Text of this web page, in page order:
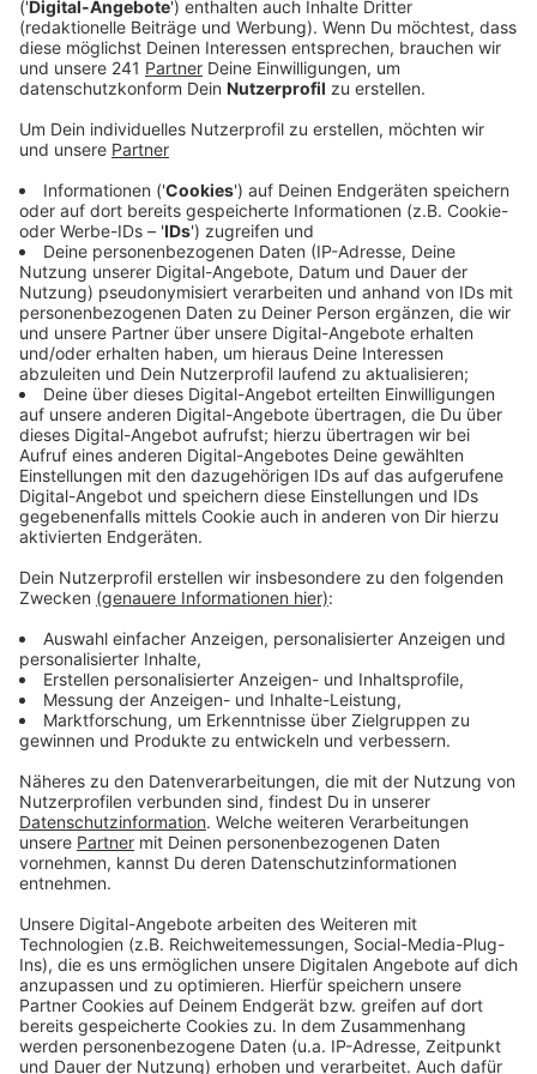
Anzeige
Kooperation mit Thyssengas
Anzeige
Currenta arbeitet dafür mit Thyssengas zusammen,
die eine bisherige Erdgasleitung auf Wasserstoff
umstellen wollen. Sogenannter Grüner Wasserstoff ist
als Energielieferant sauberer und prinzipiell leichter
transportierbar, Currenta will für die effizienteste
Nutzung des Wasserstoffs auch die Infrastruktur des
Chemparks bald verändern.
Anzeige
Weitere Meldungen aus Leverkusen
Leverkusen: Elternrat darf keine Erzieher einstellen
Leverkusener Chempark: "Brückenstrompreis jetzt!“
Leverkusen bekommt Geld für Flüchtlinge
Anzeige